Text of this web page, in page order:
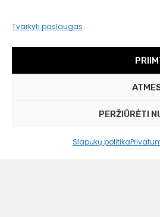
Tvarkyti paslaugas
PERŽIŪRĖTI
Slapukų politika